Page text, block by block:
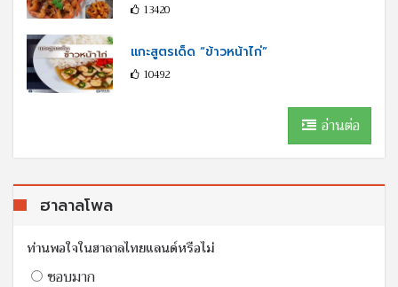
13420
แกะสูตรเด็ด “ข้าวหน้าไก่”
10492
อ่านต่อ
ฮาลาลโพล
ท่านพอใจในฮาลาลไทยแลนด์หรือไม่
ชอบมาก